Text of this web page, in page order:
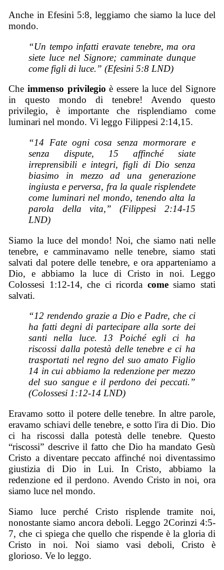
Anche in Efesini 5:8, leggiamo che siamo la luce del
mondo.
“Un tempo infatti eravate tenebre, ma ora
siete luce nel Signore; camminate dunque
come figli di luce.” (Efesini 5:8 LND)
Che immenso privilegio è essere la luce del Signore
in questo mondo di tenebre! Avendo questo
privilegio, è importante che risplendiamo come
luminari nel mondo. Vi leggo Filippesi 2:14,15.
“14 Fate ogni cosa senza mormorare e
senza dispute, 15 affinché siate
irreprensibili e integri, figli di Dio senza
biasimo in mezzo ad una generazione
ingiusta e perversa, fra la quale risplendete
come luminari nel mondo, tenendo alta la
parola della vita,” (Filippesi 2:14-15
LND)
Siamo la luce del mondo! Noi, che siamo nati nelle
tenebre, e camminavamo nelle tenebre, siamo stati
salvati dal potere delle tenebre, e ora apparteniamo a
Dio, e abbiamo la luce di Cristo in noi. Leggo
Colossesi 1:12-14, che ci ricorda comesiamo stati
salvati.
“12 rendendo grazie a Dio e Padre, che ci
ha fatti degni di partecipare alla sorte dei
santi nella luce. 13 Poiché egli ci ha
riscossi dalla potestà delle tenebre e ci ha
trasportati nel regno del suo amato Figlio
14 in cui abbiamo la redenzione per mezzo
del suo sangue e il perdono dei peccati.”
(Colossesi 1:12-14 LND)
Eravamo sotto il potere delle tenebre. In altre parole,
eravamo schiavi delle tenebre, e sotto l'ira di Dio. Dio
ci ha riscossi dalla potestà delle tenebre. Questo
“riscossi” descrive il fatto che Dio ha mandato Gesù
Cristo a diventare peccato affinché noi diventassimo
giustizia di Dio in Lui. In Cristo, abbiamo la
redenzione ed il perdono. Avendo Cristo in noi, ora
siamo luce nel mondo.
Siamo luce perché Cristo risplende tramite noi,
nonostante siamo ancora deboli. Leggo 2Corinzi 4:5-
7, che ci spiega che quello che rispende è la gloria di
Cristo in noi. Noi siamo vasi deboli, Cristo è
glorioso. Ve lo leggo.